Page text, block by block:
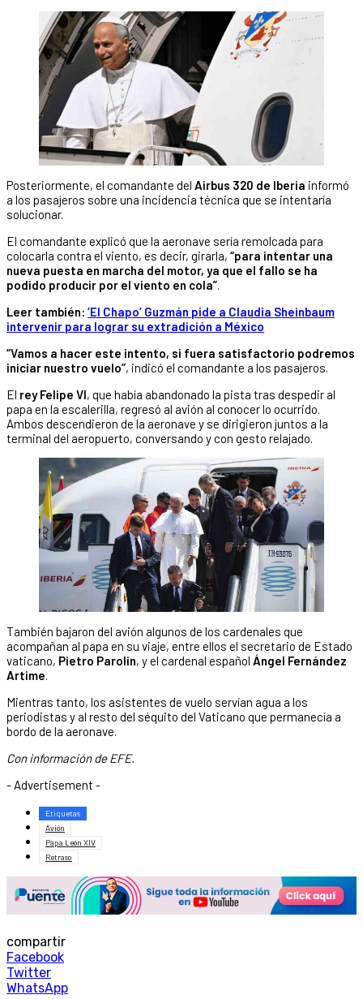
Posteriormente, el comandante del Airbus 320 de Iberia informó
a los pasajeros sobre una incidencia técnica que se intentaría
solucionar.
El comandante explicó que la aeronave sería remolcada para
colocarla contra el viento, es decir, girarla, “para intentar una
nueva puesta en marcha del motor, ya que el fallo se ha
podido producir por el viento en cola”.
Leer también: ‘El Chapo’ Guzmán pide a Claudia Sheinbaum
intervenir para lograr su extradición a México
“Vamos a hacer este intento, si fuera satisfactorio podremos
iniciar nuestro vuelo”, indicó el comandante a los pasajeros.
El rey Felipe VI, que había abandonado la pista tras despedir al
papa en la escalerilla, regresó al avión al conocer lo ocurrido.
Ambos descendieron de la aeronave y se dirigieron juntos a la
terminal del aeropuerto, conversando y con gesto relajado.
También bajaron del avión algunos de los cardenales que
acompañan al papa en su viaje, entre ellos el secretario de Estado
vaticano, Pietro Parolin, y el cardenal español Ángel Fernández
Artime.
Mientras tanto, los asistentes de vuelo servían agua a los
periodistas y al resto del séquito del Vaticano que permanecía a
bordo de la aeronave.
Con información de EFE.
- Advertisement -
Etiquetas
Avión
Papa León XIV
Retraso
compartir
Facebook
Twitter
WhatsApp